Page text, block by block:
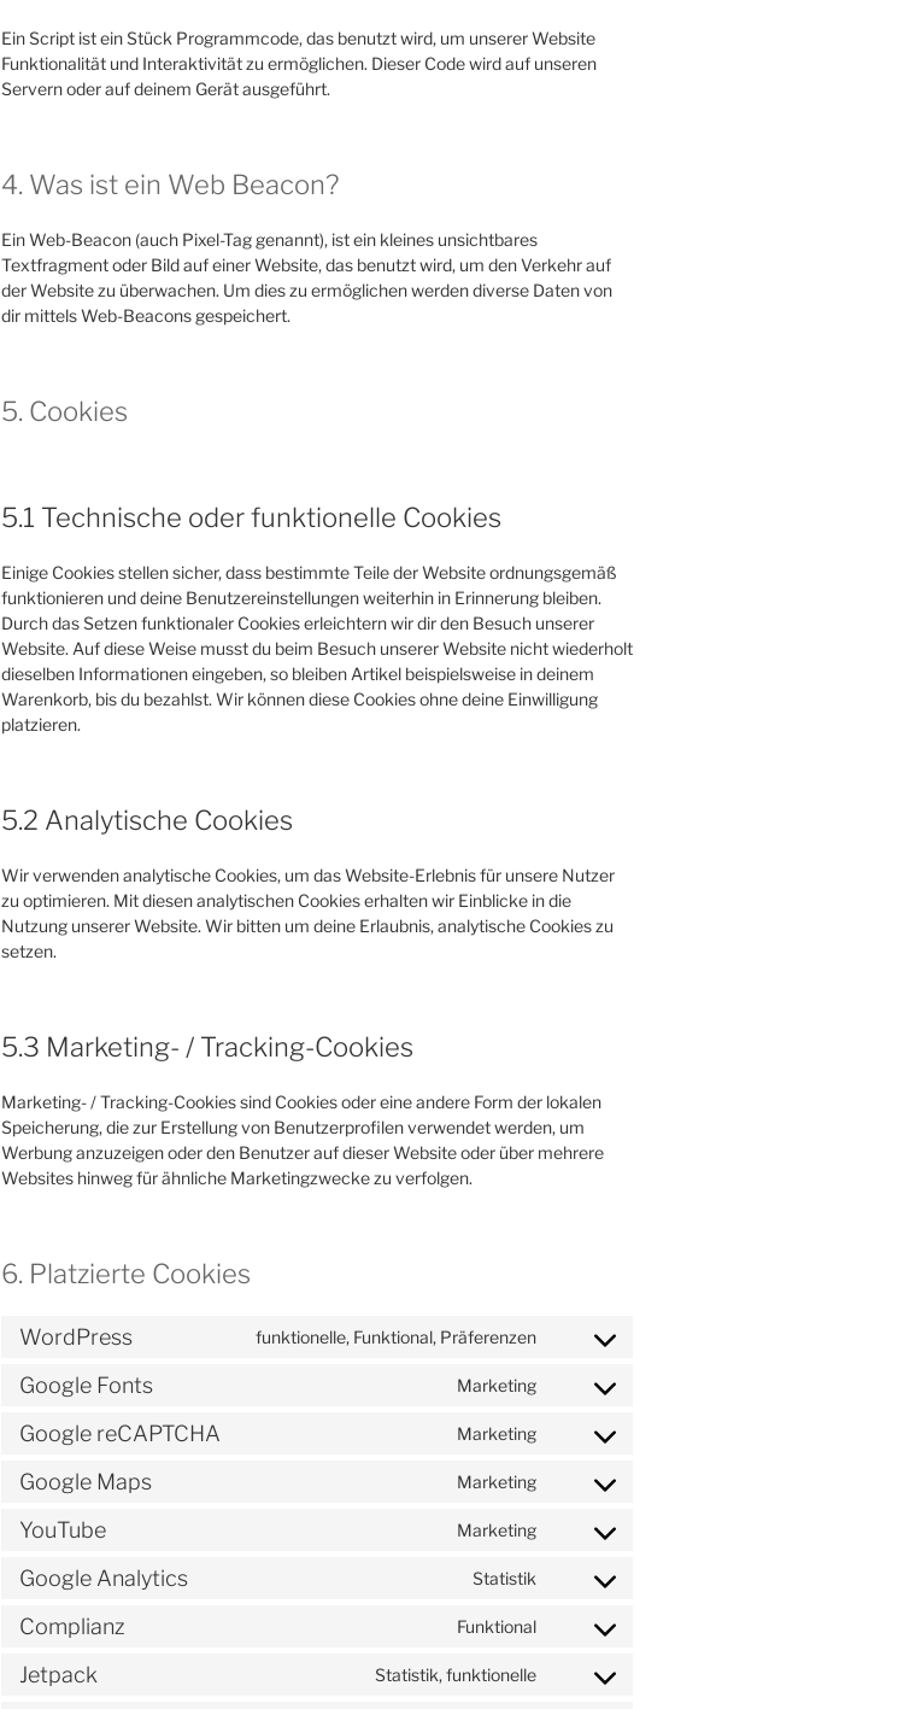
Ein Script ist ein Stück Programmcode, das benutzt wird, um unserer Website
Funktionalität und Interaktivität zu ermöglichen. Dieser Code wird auf unseren
Servern oder auf deinem Gerät ausgeführt.
4. Was ist ein Web Beacon?
Ein Web-Beacon (auch Pixel-Tag genannt), ist ein kleines unsichtbares
Textfragment oder Bild auf einer Website, das benutzt wird, um den Verkehr auf
der Website zu überwachen. Um dies zu ermöglichen werden diverse Daten von
dir mittels Web-Beacons gespeichert.
5. Cookies
5.1 Technische oder funktionelle Cookies
Einige Cookies stellen sicher, dass bestimmte Teile der Website ordnungsgemäß
funktionieren und deine Benutzereinstellungen weiterhin in Erinnerung bleiben.
Durch das Setzen funktionaler Cookies erleichtern wir dir den Besuch unserer
Website. Auf diese Weise musst du beim Besuch unserer Website nicht wiederholt
dieselben Informationen eingeben, so bleiben Artikel beispielsweise in deinem
Warenkorb, bis du bezahlst. Wir können diese Cookies ohne deine Einwilligung
platzieren.
5.2 Analytische Cookies
Wir verwenden analytische Cookies, um das Website-Erlebnis für unsere Nutzer
zu optimieren. Mit diesen analytischen Cookies erhalten wir Einblicke in die
Nutzung unserer Website. Wir bitten um deine Erlaubnis, analytische Cookies zu
setzen.
5.3 Marketing- / Tracking-Cookies
Marketing- / Tracking-Cookies sind Cookies oder eine andere Form der lokalen
Speicherung, die zur Erstellung von Benutzerprofilen verwendet werden, um
Werbung anzuzeigen oder den Benutzer auf dieser Website oder über mehrere
Websites hinweg für ähnliche Marketingzwecke zu verfolgen.
6. Platzierte Cookies
WordPress funktionelle, Funktional, Präferenzen
Consent
service
Google Fonts Marketing
Consent
service
Google reCAPTCHA Marketing
Consent
service
recaptcha
Google Maps Marketing
Consent
service
YouTube Marketing
Consent
service
Google Analytics Statistik
Consent
service
analytics
Complianz Funktional
Consent
service
Jetpack Statistik, funktionelle
Consent